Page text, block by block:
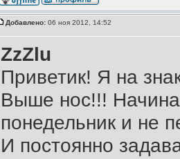
Добавлено:06 ноя 2012, 14:52
ZzZlu
Приветик! Я на
Выше нос!!!
понедельник и не
И постоянно